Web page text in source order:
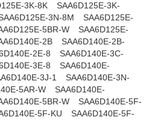
3K-8K
SAA6D125E-3K-
3N-8M
SAA6D125E-
5BR-W
SAA6D125E-
2B
SAA6D140E-2B-
2E-8
SAA6D140E-3C-
3E-8
SAA6D140E-
3J-1
SAA6D140E-3N-
5AR-W
SAA6D140E-
5BR-W
SAA6D140E-5F-
5F-KU
SAA6D140E-5F-